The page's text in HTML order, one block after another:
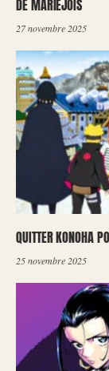
DE MARIEJOIS
27 novembre 2025
QUITTER KONOHA
25 novembre 2025